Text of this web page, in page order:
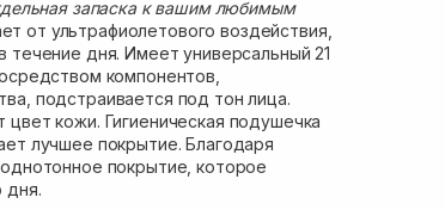
запаска к вашим любимым
от ультрафиолетового воздействия,
течение дня. Имеет универсальный 21
компонентов,
подстраивается под тон лица.
кожи. Гигиеническая подушечка
лучшее покрытие. Благодаря
покрытие, которое
дня.